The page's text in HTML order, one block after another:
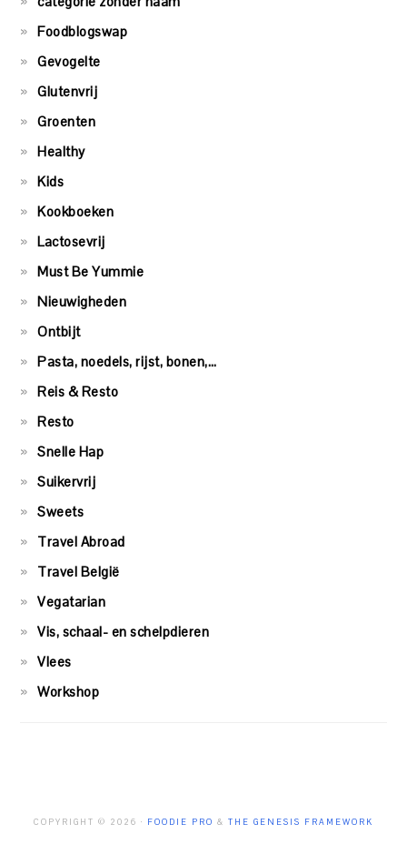
Foodblogswap
Gevogelte
Glutenvrij
Groenten
Healthy
Kids
Kookboeken
Lactosevrij
Must Be Yummie
Nieuwigheden
Ontbijt
Pasta, noedels, rijst, bonen,…
Reis & Resto
Resto
Snelle Hap
Suikervrij
Sweets
Travel Abroad
Travel België
Vegatarian
Vis, schaal- en schelpdieren
Vlees
Workshop
COPYRIGHT © 2026 · FOODIE PRO & THE GENESIS FRAMEWORK